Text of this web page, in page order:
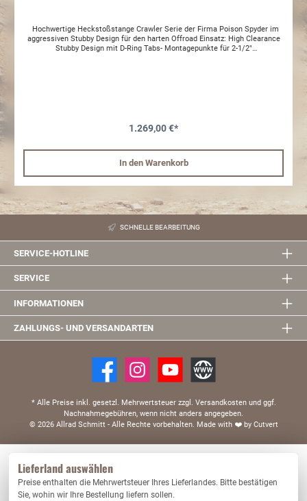
Hochwertige Heckstoßstange Crawler Serie der Firma Poison Spyder im
aggressiven Stubby Design für den harten Offroad Einsatz: High Clearance
Stubby Design mit D-Ring Tabs- Montagepunkte für 2-1/2"
Prüfstelle, ob eine Abnahme mit Eintragung möglich ist. Gerne helfen wir
Ihnen bei Fragen weiter. Um die Beständigkeit des Materials zu erhalten
Film (z.B. Wachs) behandelt werden. Dementsprechend stellen ansonsten
entstandene optische Mängel keinen Reklamationsgrund dar.
1.269,00 €*
In den Warenkorb
SCHNELLE BEARBEITUNG
SERVICE-HOTLINE
SERVICE
INFORMATIONEN
ZAHLUNGS- UND VERSANDARTEN
* Alle Preise inkl. gesetzl. Mehrwertsteuer zzgl. Versandkosten und ggf.
Nachnahmegebühren, wenn nicht anders angegeben.
© 2026 Allrad Schmitt - Alle Rechte vorbehalten. Made with ❤️by Cutvert
Lieferland auswählen
Preise enthalten die Mehrwertsteuer Ihres Lieferlandes. Bitte bestätigen
Sie, wohin wir Ihre Bestellung liefern sollen.
Nur technisch notwendige Konfigurieren